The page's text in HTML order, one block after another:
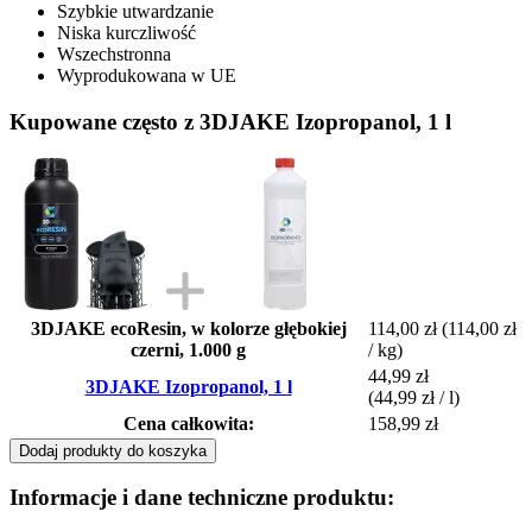
Szybkie utwardzanie
Niska kurczliwość
Wszechstronna
Wyprodukowana w UE
Kupowane często z 3DJAKE Izopropanol, 1 l
3DJAKE ecoResin, w kolorze głębokiej
czerni, 1.000 g
114,00 zł (114,00 zł
/ kg)
3DJAKE Izopropanol, 1 l
44,99 zł
(44,99 zł / l)
Cena całkowita:
158,99 zł
Dodaj produkty do koszyka
Informacje i dane techniczne produktu: